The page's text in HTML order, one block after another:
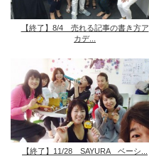
【終了】8/4 売れる記事の書き方ア
カデ...
【終了】11/28 SAYURA ベーシ...